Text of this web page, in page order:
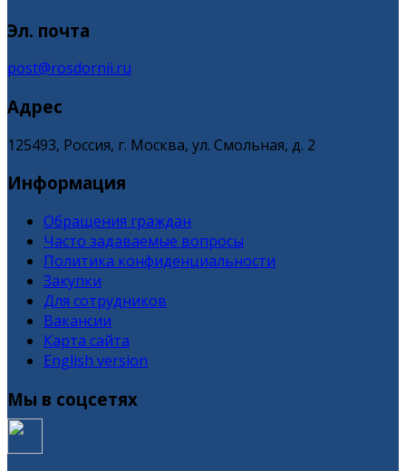
Эл. почта
post@rosdornii.ru
Адрес
125493, Россия, г. Москва, ул. Смольная, д. 2
Информация
Обращения граждан
Часто задаваемые вопросы
Политика конфиденциальности
Закупки
Для сотрудников
Вакансии
Карта сайта
English version
Мы в соцсетях